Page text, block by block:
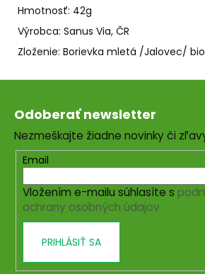
Hmotnosť: 42g
Výrobca: Sanus Via, ČR
Zloženie: Borievka mletá /Jalovec/ bio
Z
Odoberať newsletter
Nezmeškajte žiadne novinky či
Email
Vložením e-mailu súhlasíte s
ochrany osobných údajov
PRIHLÁSIŤ SA